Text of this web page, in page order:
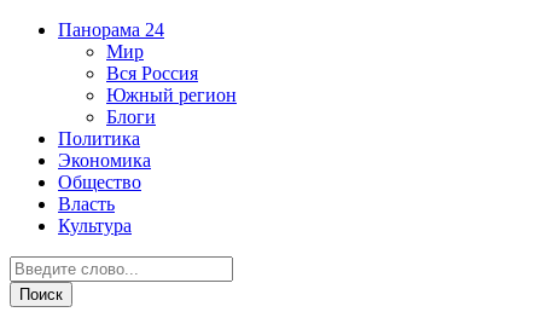
Панорама 24
Мир
Вся Россия
Южный регион
Блоги
Политика
Экономика
Общество
Власть
Культура